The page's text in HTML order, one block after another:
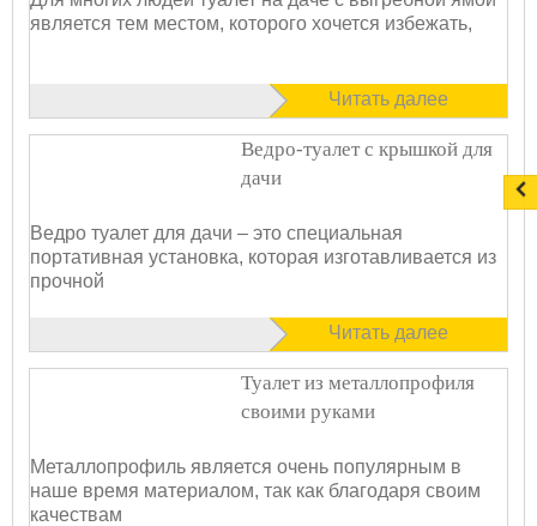
является тем местом, которого хочется избежать,
Читать далее
Ведро-туалет с крышкой для
дачи
Ведро туалет для дачи – это специальная
портативная установка, которая изготавливается из
прочной
Читать далее
Туалет из металлопрофиля
своими руками
Металлопрофиль является очень популярным в
наше время материалом, так как благодаря своим
качествам